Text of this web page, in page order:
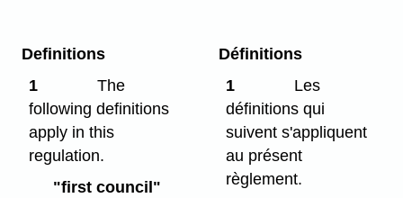
Definitions
1
The
following definitions
apply in this
regulation.
"first council"
Définitions
1
Les
définitions qui
suivent s'appliquent
au présent
règlement.